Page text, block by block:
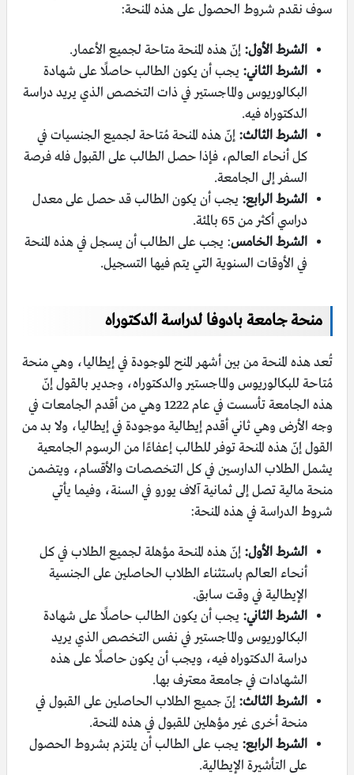
سوف نقدم شروط الحصول على هذه المنحة:
الشرط الأول: إنّ هذه المنحة متاحة لجميع الأعمار.
الشرط الثاني: يجب أن يكون الطالب حاصلًا على شهادة
البكالوريوس والماجستير في ذات التخصص الذي يريد دراسة
الدكتوراه فيه.
الشرط الثالث: إنّ هذه المنحة مُتاحة لجميع الجنسيات في
كل أنحاء العالم، فإذا حصل الطالب على القبول فله فرصة
السفر إلى الجامعة.
الشرط الرابع: يجب أن يكون الطالب قد حصل على معدل
دراسي أكثر من 65 بالمئة.
الشرط الخامس: يجب على الطالب أن يسجل في هذه المنحة
في الأوقات السنوية التي يتم فيها التسجيل.
منحة جامعة بادوفا لدراسة الدكتوراه
تُعد هذه المنحة من بين أشهر المنح الموجودة في إيطاليا، وهي منحة
مُتاحة للبكالوريوس والماجستير والدكتوراه، وجدير بالقول إنّ
هذه الجامعة تأسست في عام 1222 وهي من أقدم الجامعات في
وجه الأرض وهي ثاني أقدم إيطالية موجودة في إيطاليا، ولا بد من
القول إنّ هذه المنحة توفر للطالب إعفاءًا من الرسوم الجامعية
يشمل الطلاب الدارسين في كل التخصصات والأقسام، ويتضمن
منحة مالية تصل إلى ثمانية آلاف يورو في السنة، وفيما يأتي
شروط الدراسة في هذه المنحة:
الشرط الأول: إنّ هذه المنحة مؤهلة لجميع الطلاب في كل
أنحاء العالم باستثناء الطلاب الحاصلين على الجنسية
الإيطالية في وقت سابق.
الشرط الثاني: يجب أن يكون الطالب حاصلًا على شهادة
البكالوريوس والماجستير في نفس التخصص الذي يريد
دراسة الدكتوراه فيه، ويجب أن يكون حاصلًا على هذه
الشهادات في جامعة معترف بها.
الشرط الثالث: إنّ جميع الطلاب الحاصلين على القبول في
منحة أخرى غير مؤهلين للقبول في هذه المنحة.
الشرط الرابع: يجب على الطالب أن يلتزم بشروط الحصول
على التأشيرة الإيطالية.